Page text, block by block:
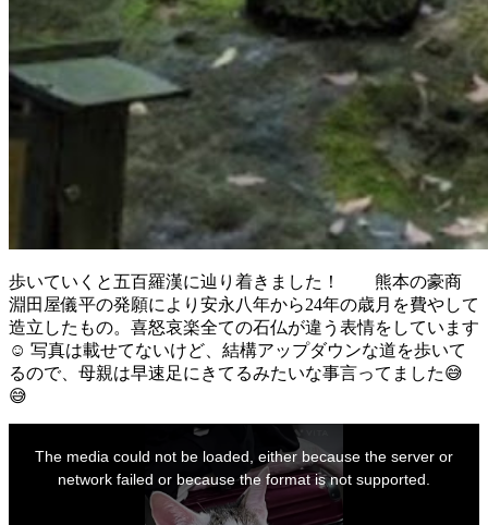
歩いていくと五百羅漢に辿り着きました！ 熊本の豪商
淵田屋儀平の発願により安永八年から24年の歳月を費やして
造立したもの。喜怒哀楽全ての石仏が違う表情をしています
☺️ 写真は載せてないけど、結構アップダウンな道を歩いて
るので、母親は早速足にきてるみたいな事言ってました😅
😅
The media could not be loaded, either because the server or
network failed or because the format is not supported.